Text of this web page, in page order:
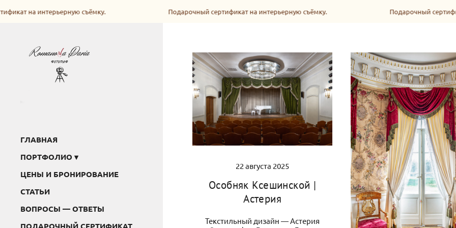
ГЛАВНАЯ
ПОРТФОЛИО
ЦЕНЫ И БРОНИРОВАНИЕ
СТАТЬИ
ВОПРОСЫ — ОТВЕТЫ
ПОДАРОЧНЫЙ СЕРТИФИКАТ
22 августа 2025
Особняк Ксешинской |
Астерия
Текстильный дизайн — Астерия
на интерьерную съёмку. Подарочный сертификат на интерьерную съёмку. Подарочный